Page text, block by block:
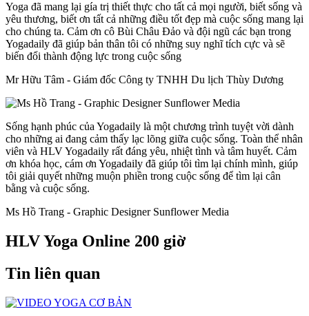
Yoga đã mang lại gía trị thiết thực cho tất cả mọi người, biết sống và
yêu thương, biết ơn tất cả những điều tốt đẹp mà cuộc sống mang lại
cho chúng ta. Cảm ơn cô Bùi Châu Đảo và đội ngũ các bạn trong
Yogadaily đã giúp bản thân tôi có những suy nghĩ tích cực và sẽ
biến đổi thành động lực trong cuộc sống
Mr Hữu Tâm - Giám đốc Công ty TNHH Du lịch Thùy Dương
Sống hạnh phúc của Yogadaily là một chương trình tuyệt vời dành
cho những ai đang cảm thấy lạc lõng giữa cuộc sống. Toàn thể nhân
viên và HLV Yogadaily rất đáng yêu, nhiệt tình và tâm huyết. Cảm
ơn khóa học, cám ơn Yogadaily đã giúp tôi tìm lại chính mình, giúp
tôi giải quyết những muộn phiền trong cuộc sống để tìm lại cân
bằng và cuộc sống.
Ms Hồ Trang - Graphic Designer Sunflower Media
HLV Yoga Online 200 giờ
Tin liên quan